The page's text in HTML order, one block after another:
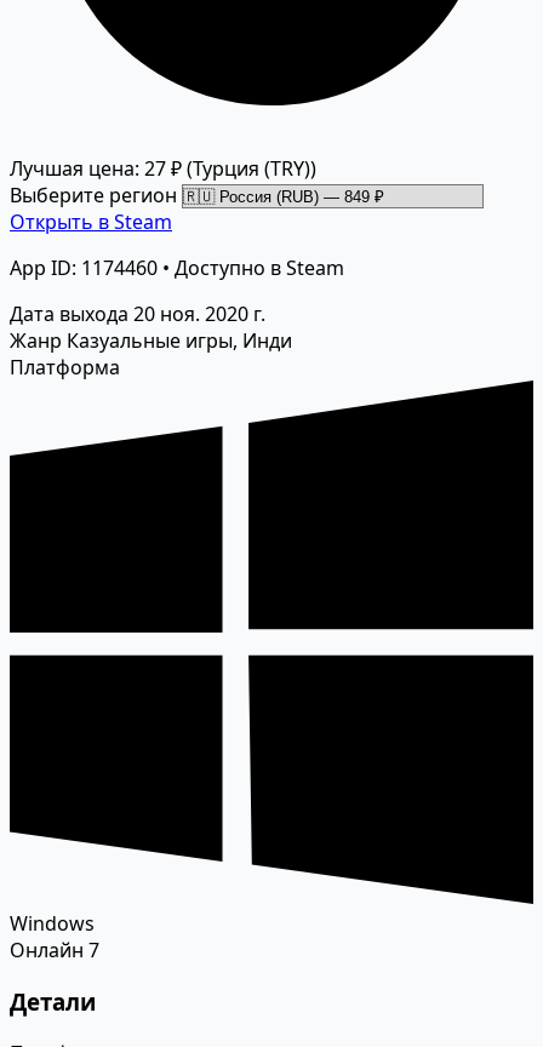
Лучшая цена: 27 ₽(Турция (TRY))
Выберите регион
Открыть в Steam
App ID: 1174460 • Доступно в Steam
Дата выхода 20 ноя. 2020 г.
Жанр Казуальные игры, Инди
Платформа
Windows
Онлайн 7
Детали